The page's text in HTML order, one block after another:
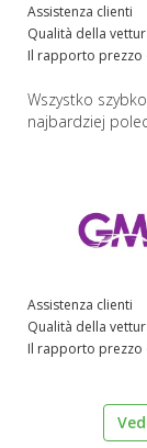
Assistenza clienti
Qualità della
Il rapporto prezzo
Wszystko
najbardziej
Assistenza clienti
Qualità della
Il rapporto prezzo